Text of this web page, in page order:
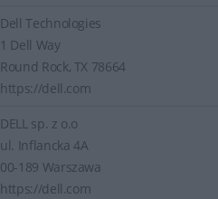
Dell Technologies
1 Dell Way
Round Rock, TX 78664
https://dell.com
DELL sp. z o.o
ul. Inflancka 4A
00-189 Warszawa
https://dell.com